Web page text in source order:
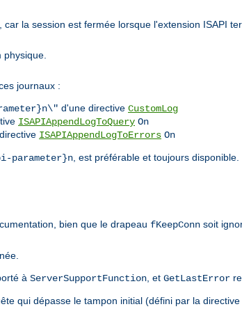
la session est fermée lorsque l'extension ISAPI
journaux :
d'une directive CustomLog
ISAPIAppendLogToQuery On
ISAPIAppendLogToErrors On
parameter}n , est préférable et toujours disponible.
bien que le drapeau fKeepConn soit
à ServerSupportFunction , et GetLastError
qui dépasse le tampon initial (défini par la directive